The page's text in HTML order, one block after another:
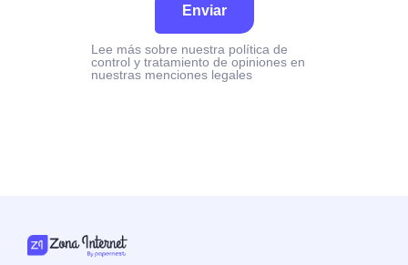
Enviar
Lee más sobre nuestra política de
control y tratamiento de opiniones en
nuestras menciones legales